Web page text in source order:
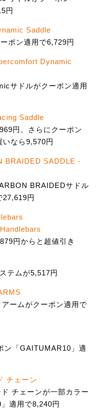
円
Saddle
ポン適用で6,729円
Dynamic
サドルがクーポン適用
Saddle
円。さらにクーポン
いなら9,570円
BRAIDED SADDLE -
BRAIDEDサドル
27,619円
円からと超値引き
テムが5,517円
ームがクーポン適用で
ン「GAITUMAR10」適
チェーン
チェーンが一部カラー
適用で8,240円